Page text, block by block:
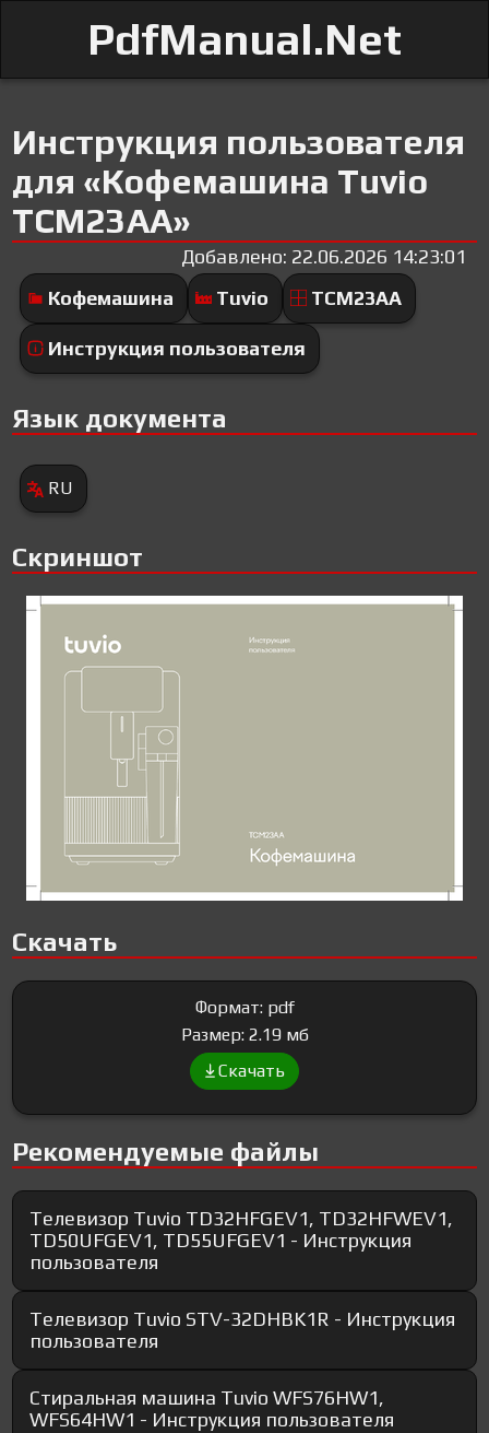
PdfManual.Net
Инструкция пользователя
для «Кофемашина Tuvio
TCM23AA»
Добавлено: 22.06.2026 14:23:01
Кофемашина
Tuvio TCM23AA
Инструкция пользователя
Язык документа
RU
Скриншот
Скачать
Формат: pdf
Размер: 2.19 мб
Скачать
Рекомендуемые файлы
Телевизор Tuvio TD32HFGEV1, TD32HFWEV1,
TD50UFGEV1, TD55UFGEV1 - Инструкция
пользователя
Телевизор Tuvio STV-32DHBK1R - Инструкция
пользователя
Стиральная машина Tuvio WFS76HW1,
WFS64HW1 - Инструкция пользователя